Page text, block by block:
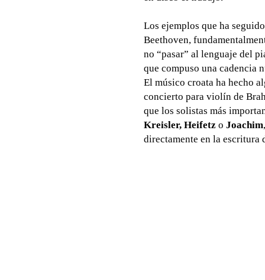
Los ejemplos que ha
Beethoven,
no “pasar” al lenguaje del
que compuso una cadencia
El músico croata ha hecho
concierto para violín de
que los solistas más
Kreisler, Heifetz o Joachim
directamente en la